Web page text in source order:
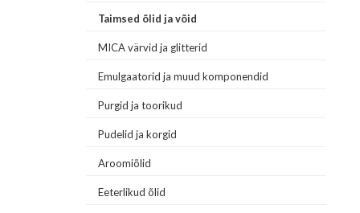
Taimsed õlid ja võid
MICA värvid ja glitterid
Emulgaatorid ja muud komponendid
Purgid ja toorikud
Pudelid ja korgid
Aroomiõlid
Eeterlikud õlid